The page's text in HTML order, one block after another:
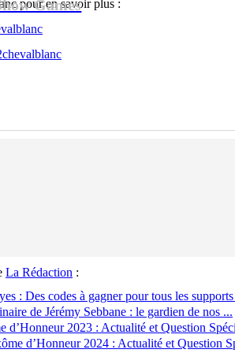
Games
pour en savoir plus :
La Rédaction :
: Des codes à gagner pour tous les
de Jérémy Sebbane : le gardien de nos ...
d’Honneur 2023 : Actualité et Question
d’Honneur 2024 : Actualité et Question